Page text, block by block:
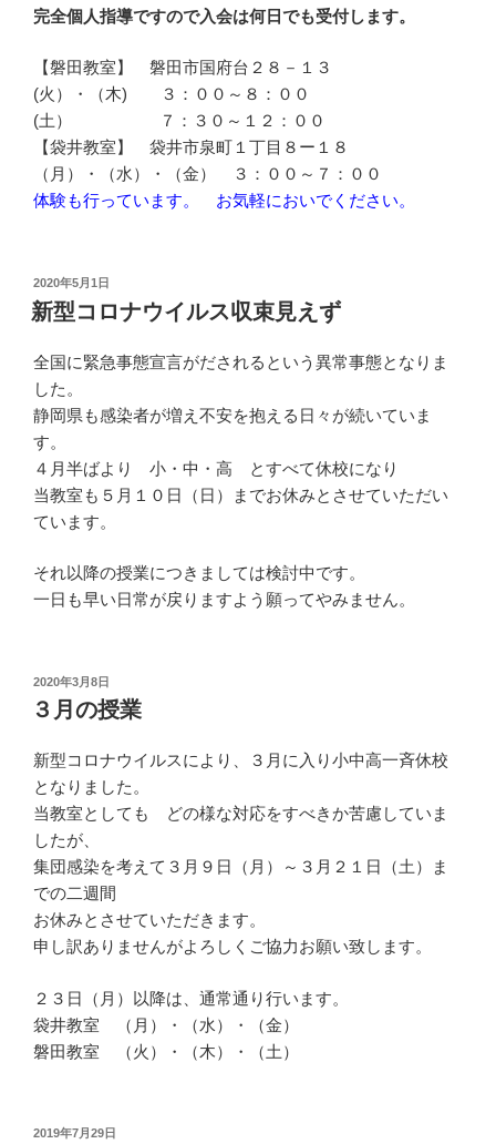
完全個人指導ですので入会は何日でも受付します。
【磐田教室】 磐田市国府台２８－１３
(火）・（木) ３：００～８：００
(土） ７：３０～１２：００
【袋井教室】 袋井市泉町１丁目８ー１８
（月）・（水）・（金） ３：００～７：００
体験も行っています。 お気軽においでください。
投
稿
日:
2020年5月1日
新型コロナウイルス収束見えず
全国に緊急事態宣言がだされるという異常事態となりま
した。
静岡県も感染者が増え不安を抱える日々が続いていま
す。
４月半ばより 小・中・高 とすべて休校になり
当教室も５月１０日（日）までお休みとさせていただい
ています。
それ以降の授業につきましては検討中です。
一日も早い日常が戻りますよう願ってやみません。
投
稿
日:
2020年3月8日
３月の授業
新型コロナウイルスにより、３月に入り小中高一斉休校
となりました。
当教室としても どの様な対応をすべきか苦慮していま
したが、
集団感染を考えて３月９日（月）～３月２１日（土）ま
での二週間
お休みとさせていただきます。
申し訳ありませんがよろしくご協力お願い致します。
２３日（月）以降は、通常通り行います。
袋井教室 （月）・（水）・（金）
磐田教室 （火）・（木）・（土）
投
2019年7月29日